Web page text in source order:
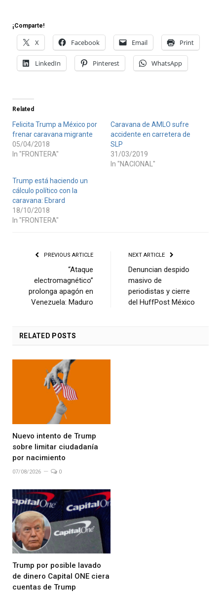
¡Comparte!
X Facebook Email Print
LinkedIn Pinterest WhatsApp
Related
Felicita Trump a México por
frenar caravana migrante
05/04/2018
In "FRONTERA"
Caravana de AMLO sufre
accidente en carretera de
SLP
31/03/2019
In "NACIONAL"
Trump está haciendo un
cálculo político con la
caravana: Ebrard
18/10/2018
In "FRONTERA"
PREVIOUS ARTICLE
“Ataque
electromagnético”
prolonga apagón en
Venezuela: Maduro
NEXT ARTICLE
Denuncian despido
masivo de
periodistas y cierre
del HuffPost México
RELATED POSTS
Nuevo intento de Trump
sobre limitar ciudadanía
por nacimiento
07/08/2026 0
Trump por posible lavado
de dinero Capital ONE ciera
cuentas de Trump